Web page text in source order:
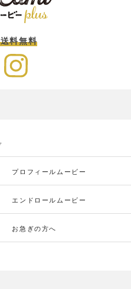
料無料
プロフィールムービー
エンドロールムービー
お急ぎの方へ